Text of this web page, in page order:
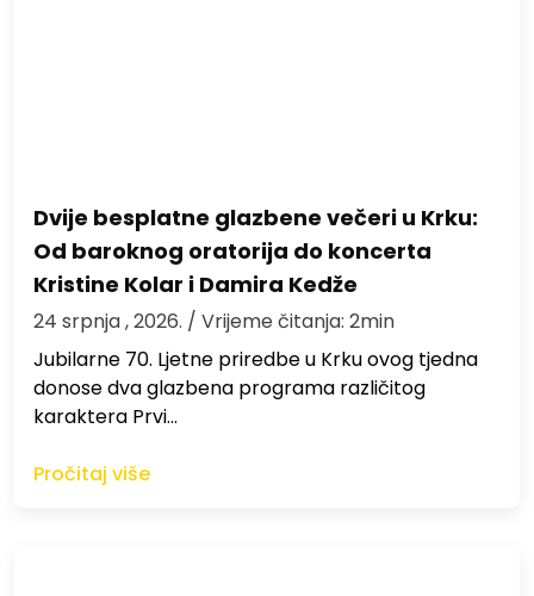
Dvije besplatne glazbene večeri u Krku:
Od baroknog oratorija do koncerta
Kristine Kolar i Damira Kedže
24 srpnja , 2026. / Vrijeme čitanja: 2min
Jubilarne 70. Ljetne priredbe u Krku ovog tjedna
donose dva glazbena programa različitog
karaktera Prvi…
Pročitaj više